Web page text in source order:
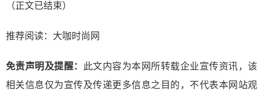
（正文已结束）
推荐阅读： 大咖时尚网
免责声明及提醒：
此文内容为本网所转载企业宣传资讯，该
相关信息仅为宣传及传递更多信息之目的，不代表本网站观